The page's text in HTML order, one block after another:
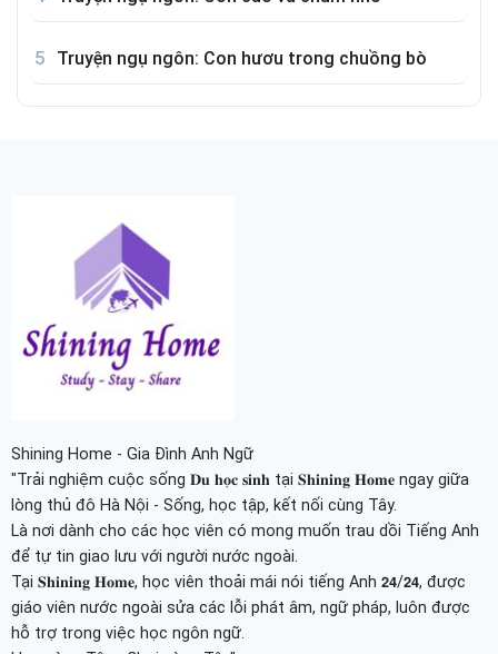
Truyện ngụ ngôn: Con hươu trong chuồng bò
Shining Home - Gia Đình Anh Ngữ
"Trải nghiệm cuộc sống 𝐃𝐮 𝐡𝐨̣𝐜 𝐬𝐢𝐧𝐡 tại 𝐒𝐡𝐢𝐧𝐢𝐧𝐠 𝐇𝐨𝐦𝐞 ngay giữa
lòng thủ đô Hà Nội - Sống, học tập, kết nối cùng Tây.
Là nơi dành cho các học viên có mong muốn trau dồi Tiếng Anh
để tự tin giao lưu với người nước ngoài.
Tại 𝐒𝐡𝐢𝐧𝐢𝐧𝐠 𝐇𝐨𝐦𝐞, học viên thoải mái nói tiếng Anh 𝟮𝟰/𝟮𝟰, được
giáo viên nước ngoài sửa các lỗi phát âm, ngữ pháp, luôn được
hỗ trợ trong việc học ngôn ngữ.